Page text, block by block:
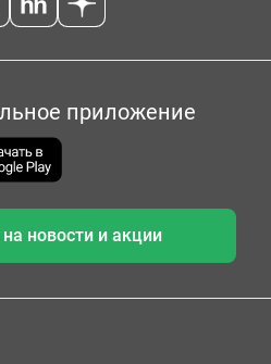
приложение
новости и акции